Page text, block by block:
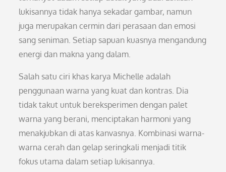
lukisannya tidak hanya sekadar gambar, namun
juga merupakan cermin dari perasaan dan emosi
sang seniman. Setiap sapuan kuasnya mengandung
energi dan makna yang dalam.
Salah satu ciri khas karya Michelle adalah
penggunaan warna yang kuat dan kontras. Dia
tidak takut untuk bereksperimen dengan palet
warna yang berani, menciptakan harmoni yang
menakjubkan di atas kanvasnya. Kombinasi warna-
warna cerah dan gelap seringkali menjadi titik
fokus utama dalam setiap lukisannya.